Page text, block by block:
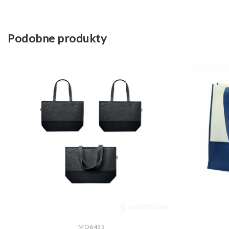
Podobne produkty
ZOBACZ WIĘCEJ
MO6455